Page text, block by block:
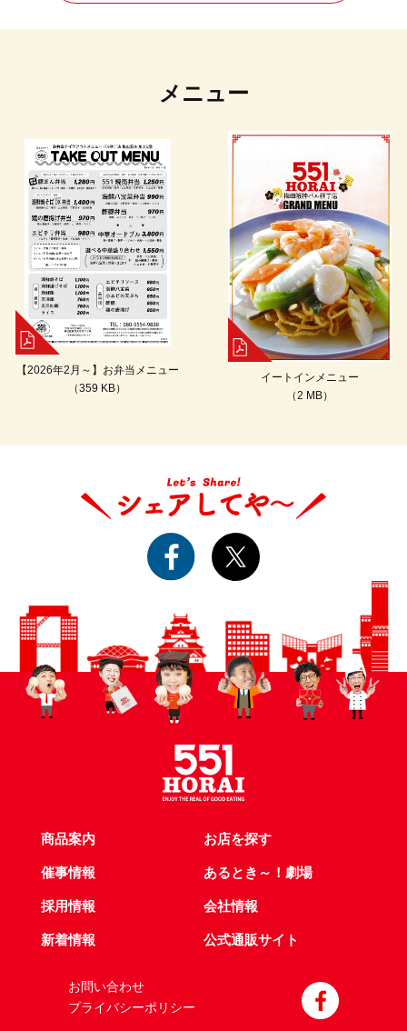
メニュー
【2026年2月～】お弁当メニュー
（359 KB）
イートインメニュー
（2 MB）
商品案内 お店を探す
催事情報 あるとき～！劇場
採用情報 会社情報
新着情報 公式通販サイト
お問い合わせ
プライバシーポリシー